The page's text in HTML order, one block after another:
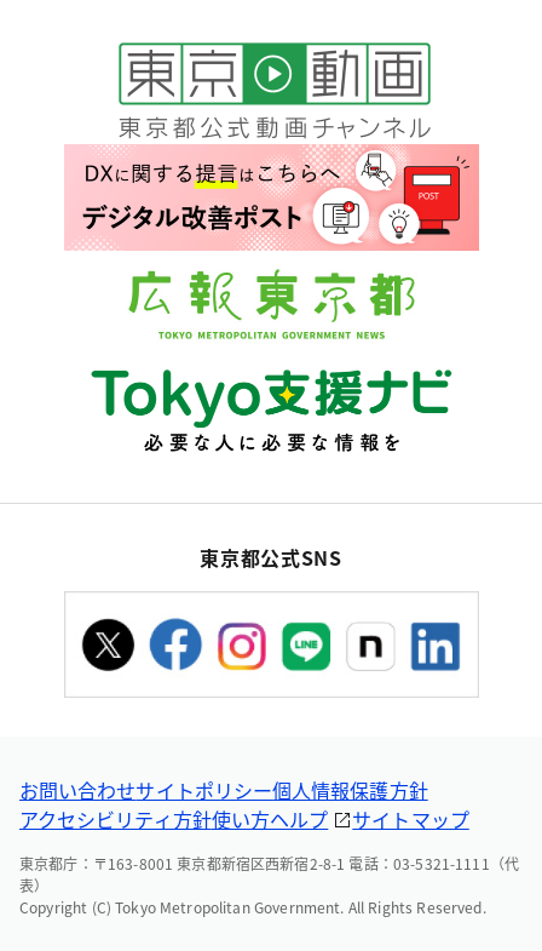
東京都公式SNS
お問い合わせサイトポリシー個人情報保護方針
アクセシビリティ方針使い方ヘルプ サイトマップ
東京都庁：〒163-8001 東京都新宿区西新宿2-8-1 電話：03-5321-1111（代
表）
Copyright (C) Tokyo Metropolitan Government. All Rights Reserved.